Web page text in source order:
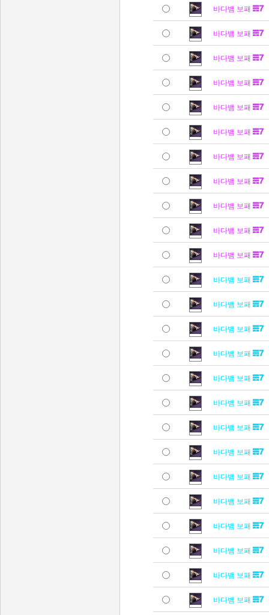
바다뱀 보패
바다뱀 보패
바다뱀 보패
바다뱀 보패
바다뱀 보패
바다뱀 보패
바다뱀 보패
바다뱀 보패
바다뱀 보패
바다뱀 보패
바다뱀 보패
바다뱀 보패
바다뱀 보패
바다뱀 보패
바다뱀 보패
바다뱀 보패
바다뱀 보패
바다뱀 보패
바다뱀 보패
바다뱀 보패
바다뱀 보패
바다뱀 보패
바다뱀 보패
바다뱀 보패
바다뱀 보패